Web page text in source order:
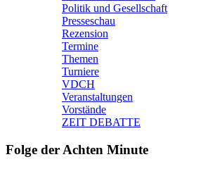
Politik und Gesellschaft
Presseschau
Rezension
Termine
Themen
Turniere
VDCH
Veranstaltungen
Vorstände
ZEIT DEBATTE
Folge der Achten Minute